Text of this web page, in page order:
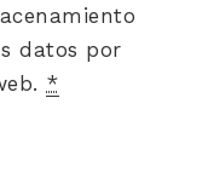
datos por
*